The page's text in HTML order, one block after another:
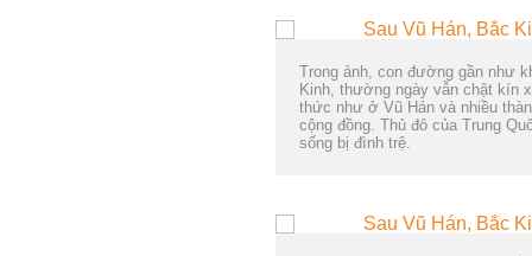
Trong ảnh, con đường gần như
Kinh, thường ngày vẫn chật kín
thức như ở Vũ Hán và nhiều
cộng đồng. Thủ đô của Trung
sống bị đình trệ.